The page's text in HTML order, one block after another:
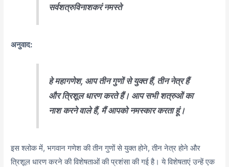
सर्वशत्रुविनाशकरं नमस्ते
अनुवाद:
हे महागणेश, आप तीन गुणों से युक्त हैं, तीन नेत्र हैं
और त्रिशूल धारण करते हैं। आप सभी शत्रुओं का
नाश करने वाले हैं, मैं आपको नमस्कार करता हूं।
इस श्लोक में, भगवान गणेश की तीन गुणों से युक्त होने, तीन नेत्र होने और
त्रिशूल धारण करने की विशेषताओं की प्रशंसा की गई है। ये विशेषताएं उन्हें एक